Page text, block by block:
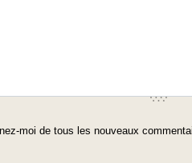
moi de tous les nouveaux